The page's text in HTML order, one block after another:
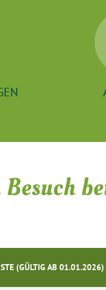
(GÜLTIG AB 01.01.2026)